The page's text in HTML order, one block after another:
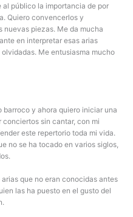
público la importancia de por
Quiero convencerlos y
nuevas piezas. Me da mucha
en interpretar esas arias
Me entusiasma mucho
y ahora quiero iniciar una
sin cantar, con mi
este repertorio toda mi vida.
no se ha tocado en varios siglos,
que no eran conocidas antes
las ha puesto en el gusto del